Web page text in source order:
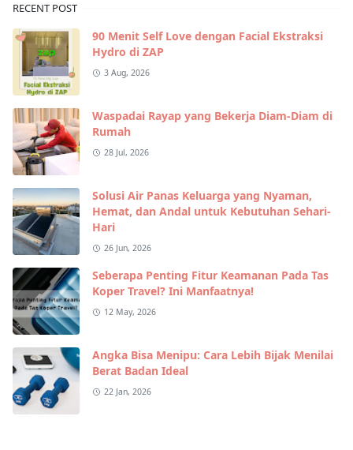
RECENT POST
90 Menit Self Love dengan Facial Ekstraksi
Hydro di ZAP
3 Aug, 2026
Waspadai Rayap yang Bekerja Diam-Diam di
Rumah
28 Jul, 2026
Solusi Air Panas Keluarga yang Nyaman,
Hemat, dan Andal untuk Kebutuhan Sehari-
Hari
26 Jun, 2026
Seberapa Penting Fitur Keamanan Pada Tas
Koper Travel? Ini Manfaatnya!
12 May, 2026
Angka Bisa Menipu: Cara Lebih Bijak Menilai
Berat Badan Ideal
22 Jan, 2026